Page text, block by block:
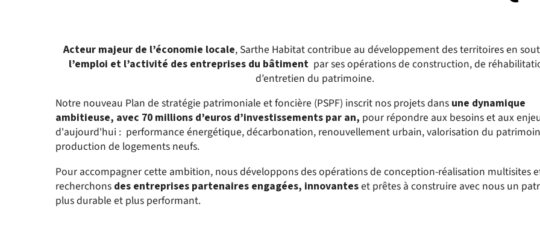
Acteur majeur de l’économie locale, Sarthe Habitat contribue au développement des territoires en
l’emploi et l’activité des entreprises du bâtiment par ses opérations de construction, de
d’entretien du patrimoine.
Notre nouveau Plan de stratégie patrimoniale et foncière (PSPF) inscrit nos projets dans une dynamique
ambitieuse, avec 70 millions d’euros d’investissements par an, pour répondre aux besoins et aux
d'aujourd'hui : performance énergétique, décarbonation, renouvellement urbain, valorisation du
production de logements neufs.
Pour accompagner cette ambition, nous développons des opérations de conception-réalisation multisites
recherchons des entreprises partenaires engagées, innovanteset prêtes à construire avec nous un
plus durable et plus performant.